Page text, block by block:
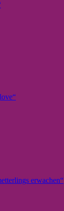
erwachen“